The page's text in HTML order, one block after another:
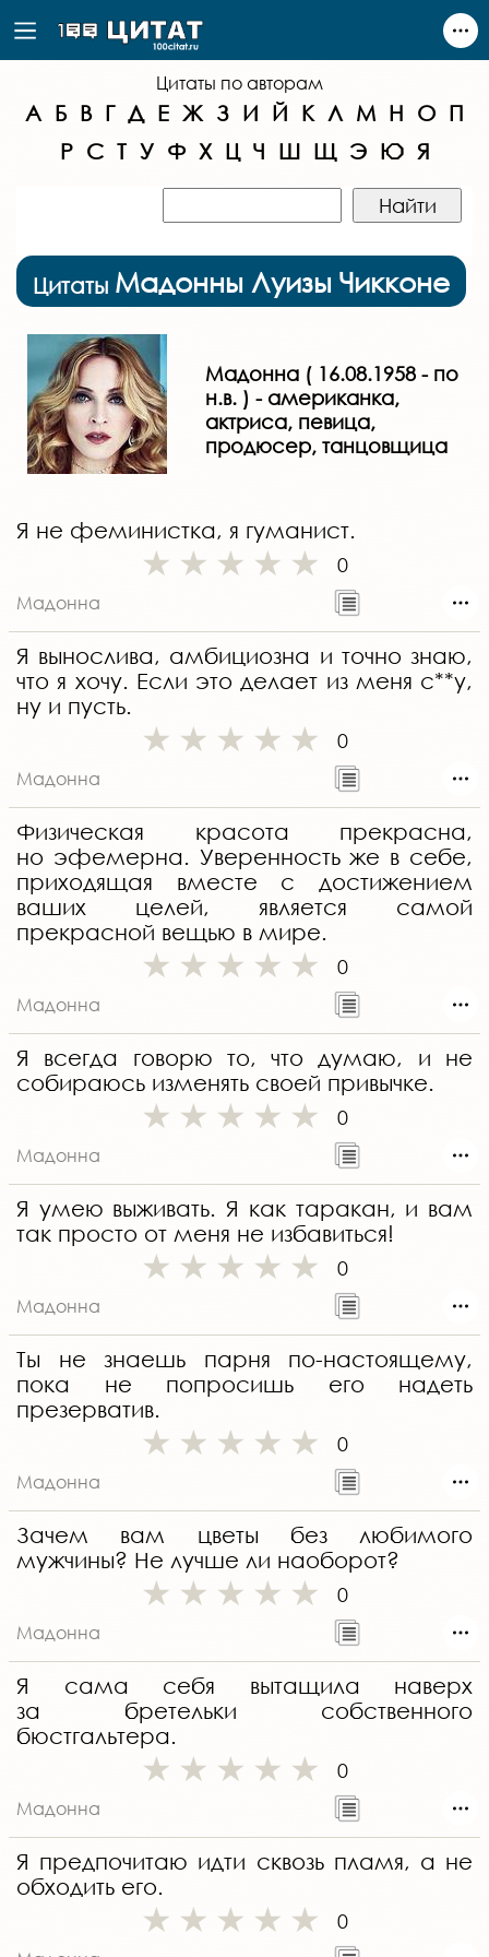
Цитаты по авторам
А Б В Г Д Е Ж З И Й К Л М Н О П
Р С Т У Ф Х Ц Ч Ш Щ Э Ю Я
Цитаты Мадонны Луизы Чикконе
Мадонна ( 16.08.1958 - по
н.в. ) - американка,
актриса, певица,
продюсер, танцовщица
Я не феминистка, я гуманист.
0
Мадонна
Я вынослива, амбициозна и точно знаю,
что я хочу. Если это делает из меня с**у,
ну и пусть.
0
Мадонна
Физическая красота прекрасна,
но эфемерна. Уверенность же в себе,
приходящая вместе с достижением
ваших целей, является самой
прекрасной вещью в мире.
0
Мадонна
Я всегда говорю то, что думаю, и не
собираюсь изменять своей привычке.
0
Мадонна
Я умею выживать. Я как таракан, и вам
так просто от меня не избавиться!
0
Мадонна
Ты не знаешь парня по-настоящему,
пока не попросишь его надеть
презерватив.
0
Мадонна
Зачем вам цветы без любимого
мужчины? Не лучше ли наоборот?
0
Мадонна
Я сама себя вытащила наверх
за бретельки собственного
бюстгальтера.
0
Мадонна
Я предпочитаю идти сквозь пламя, а не
обходить его.
0